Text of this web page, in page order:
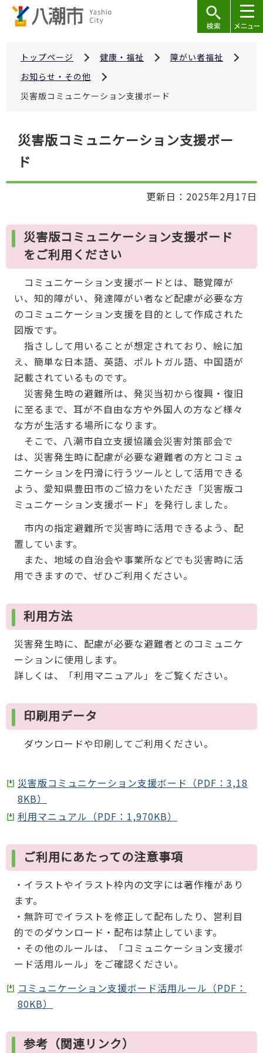
トップページ 健康・福祉
障がい者福祉
お知らせ・その他
災害版コミュニケーション支援ボード
災害版コミュニケーション支援ボー
ド
更新日：2025年2月17日
災害版コミュニケーション支援ボード
をご利用ください
コミュニケーション支援ボードとは、聴覚障が
い、知的障がい、発達障がい者など配慮が必要な方
のコミュニケーション支援を目的として作成された
図版です。
指さしして用いることが想定されており、絵に加
え、簡単な日本語、英語、ポルトガル語、中国語が
記載されているものです。
災害発生時の避難所は、発災当初から復興・復旧
に至るまで、耳が不自由な方や外国人の方など様々
な方が生活する場所になります。
そこで、八潮市自立支援協議会災害対策部会で
は、災害発生時に配慮が必要な避難者の方とコミュ
ニケーションを円滑に行うツールとして活用できる
よう、愛知県豊田市のご協力をいただき「災害版コ
ミュニケーション支援ボード」を発行しました。
市内の指定避難所で災害時に活用できるよう、配
置しています。
また、地域の自治会や事業所などでも災害時に活
用できますので、ぜひご利用ください。
利用方法
災害発生時に、配慮が必要な避難者とのコミュニケ
ーションに使用します。
詳しくは、「利用マニュアル」をご覧ください。
印刷用データ
ダウンロードや印刷してご利用ください。
災害版コミュニケーション支援ボード（PDF：3,18
8KB）
利用マニュアル（PDF：1,970KB）
ご利用にあたっての注意事項
・イラストやイラスト枠内の文字には著作権があり
ます。
・無許可でイラストを修正して配布したり、営利目
的でのダウンロード・配布は禁止しています。
・その他のルールは、「コミュニケーション支援ボ
ード活用ルール」をご確認ください。
コミュニケーション支援ボード活用ルール（PDF：
80KB）
参考（関連リンク）